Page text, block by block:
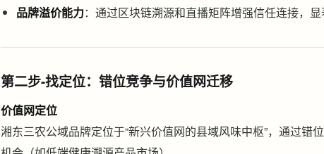
品牌溢价能力：通过区块链溯源和直播矩阵增强信任连接，显
第二步-找定位：错位竞争与价值网迁移
价值网定位
湘东三农公域品牌定位于“新兴价值网的县域风味中枢”，通过错